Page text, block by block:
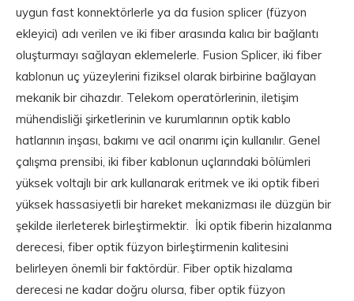
uygun fast konnektörlerle ya da fusion splicer (füzyon
ekleyici) adı verilen ve iki fiber arasında kalıcı bir bağlantı
oluşturmayı sağlayan eklemelerle. Fusion Splicer, iki fiber
kablonun uç yüzeylerini fiziksel olarak birbirine bağlayan
mekanik bir cihazdır. Telekom operatörlerinin, iletişim
mühendisliği şirketlerinin ve kurumlarının optik kablo
hatlarının inşası, bakımı ve acil onarımı için kullanılır. Genel
çalışma prensibi, iki fiber kablonun uçlarındaki bölümleri
yüksek voltajlı bir ark kullanarak eritmek ve iki optik fiberi
yüksek hassasiyetli bir hareket mekanizması ile düzgün bir
şekilde ilerleterek birleştirmektir. İki optik fiberin hizalanma
derecesi, fiber optik füzyon birleştirmenin kalitesini
belirleyen önemli bir faktördür. Fiber optik hizalama
derecesi ne kadar doğru olursa, fiber optik füzyon